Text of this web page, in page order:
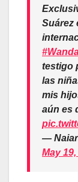
Suárez
testigo
las
mis
aún es
—
May